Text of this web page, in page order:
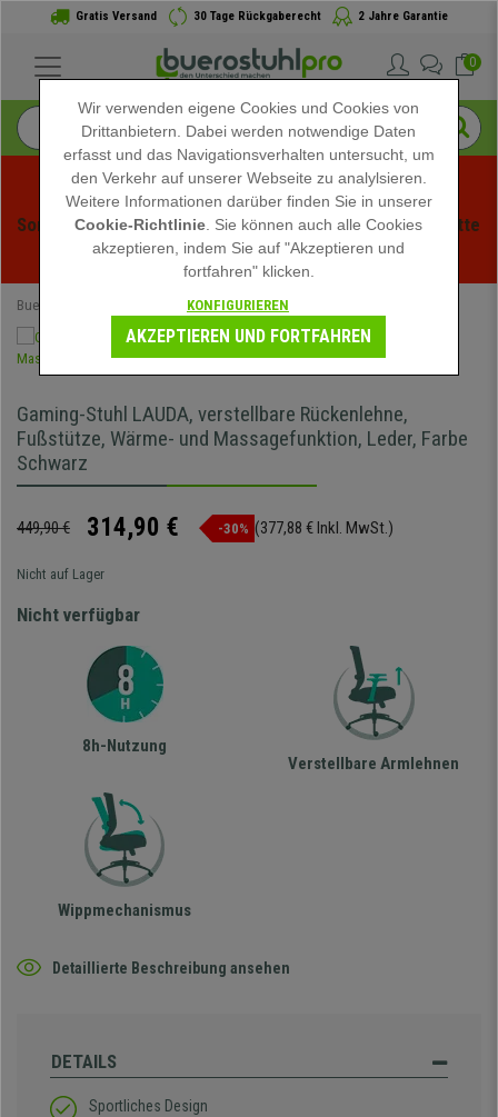
Gratis Versand 30 Tage Rückgaberecht 2 Jahre Garantie
0
Sommerschlussverauf bei buerstuhlpro! Exklusive Rabatte
für kurze Zeit - Aktion ansehen -
Buerostuhlpro Gamingstühle
Gaming-Stuhl LAUDA, verstellbare Rückenlehne,
Fußstütze, Wärme- und Massagefunktion, Leder, Farbe
Schwarz
449,90 € 314,90 € -30% (377,88 € Inkl. MwSt.)
Nicht auf Lager
Nicht verfügbar
8h-Nutzung
Verstellbare Armlehnen
Wippmechanismus
Detaillierte Beschreibung ansehen
DETAILS
Sportliches Design
Wir verwenden eigene Cookies und Cookies von
Drittanbietern. Dabei werden notwendige Daten
erfasst und das Navigationsverhalten untersucht, um
den Verkehr auf unserer Webseite zu analylsieren.
Weitere Informationen darüber finden Sie in unserer
Cookie-Richtlinie . Sie können auch alle Cookies
akzeptieren, indem Sie auf "Akzeptieren und
fortfahren" klicken.
KONFIGURIEREN
AKZEPTIEREN UND FORTFAHREN